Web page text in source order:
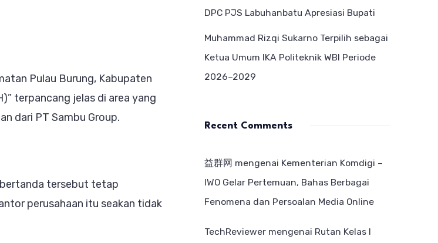
Pulau Burung, Kabupaten
terpancang jelas di area yang
dari PT Sambu Group.
bertanda tersebut tetap
perusahaan itu seakan tidak
DPC PJS Labuhanbatu Apresiasi Bupati
Muhammad Rizqi Sukarno Terpilih sebagai
Ketua Umum IKA Politeknik WBI Periode
2026–2029
Recent Comments
益群网 mengenai Kementerian Komdigi –
IWO Gelar Pertemuan, Bahas Berbagai
Fenomena dan Persoalan Media Online
TechReviewer mengenai Rutan Kelas I